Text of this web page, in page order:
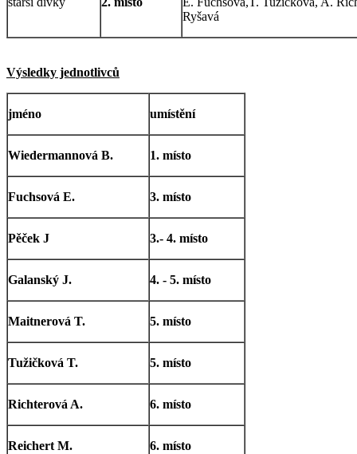
Ryšavá
Výsledky jednotlivců
jméno umístění
Wiedermannová B. 1. místo
Fuchsová E. 3. místo
Pěček J 3.- 4. místo
Galanský J. 4. - 5. místo
Maitnerová T. 5. místo
Tužičková T. 5. místo
Richterová A. 6. místo
Reichert M. 6. místo